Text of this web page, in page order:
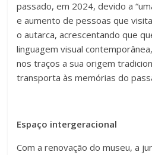
passado, em 2024, devido a
e aumento de pessoas que
o autarca, acrescentando que
linguagem visual
nos traços a sua origem
transporta às memórias do
Espaço intergeracional
Com a renovação do museu, a